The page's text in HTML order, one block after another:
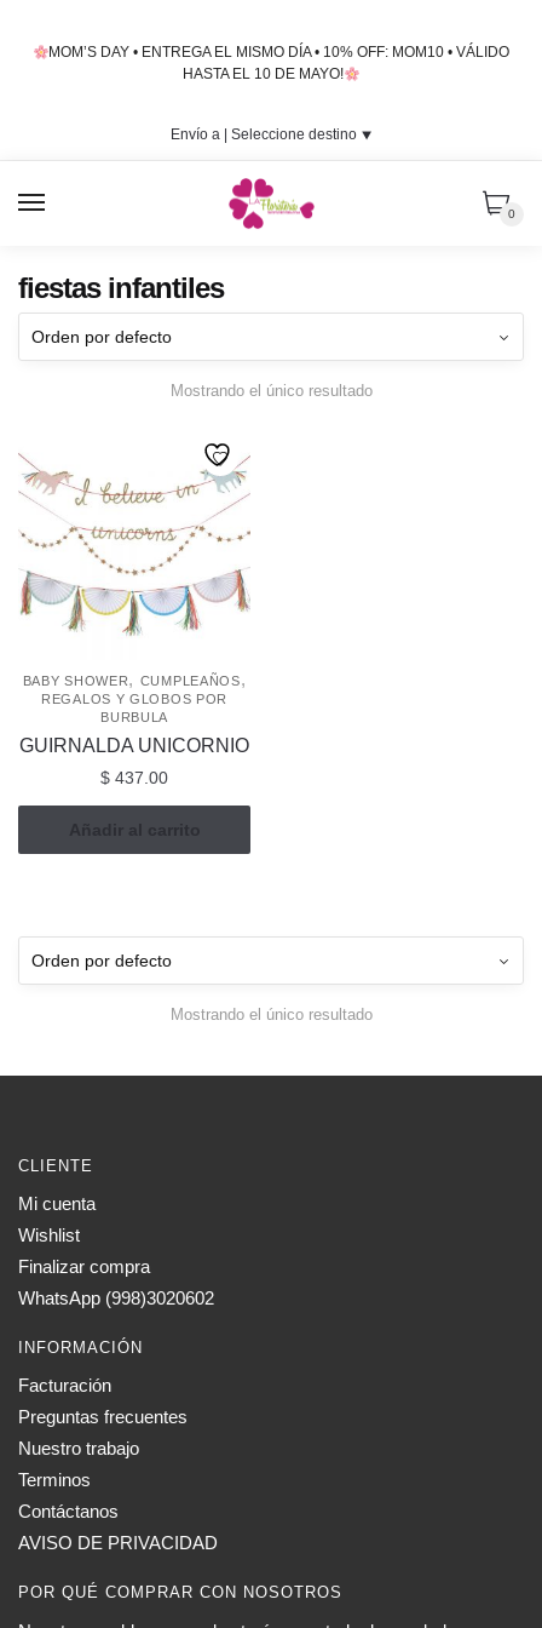
MOM’S DAY • ENTREGA EL MISMO DÍA • 10% OFF: MOM10 • VÁLIDO
HASTA EL 10 DE MAYO!
Envío a | Seleccione destino⯆
0
fiestas infantiles
Mostrando el único resultado
BABY SHOWER, CUMPLEAÑOS,
REGALOS Y GLOBOS POR
BURBULA
GUIRNALDA UNICORNIO
$ 437.00
Añadir al carrito
Mostrando el único resultado
CLIENTE
Mi cuenta
Wishlist
Finalizar compra
WhatsApp (998)3020602
INFORMACIÓN
Facturación
Preguntas frecuentes
Nuestro trabajo
Terminos
Contáctanos
AVISO DE PRIVACIDAD
POR QUÉ COMPRAR CON NOSOTROS